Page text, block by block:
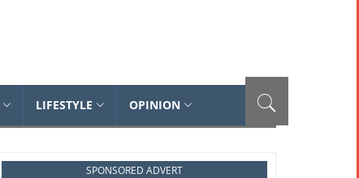
LIFESTYLE OPINION
SPONSORED ADVERT